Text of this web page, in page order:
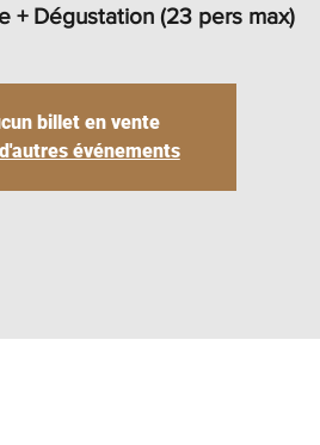
+ Dégustation (23 pers max)
billet en vente
événements